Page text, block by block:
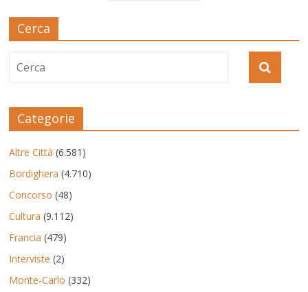
Cerca
Categorie
Altre Città (6.581)
Bordighera (4.710)
Concorso (48)
Cultura (9.112)
Francia (479)
Interviste (2)
Monte-Carlo (332)